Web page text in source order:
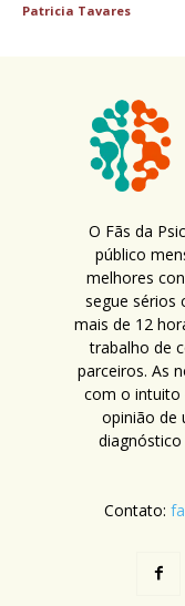
Patricia Tavares
O Fãs da
público
melhores
segue sérios
mais de 12
trabalho de
parceiros. As
com o intuito
opinião de
Contato: